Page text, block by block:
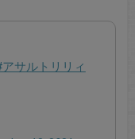
アサルトリリィ